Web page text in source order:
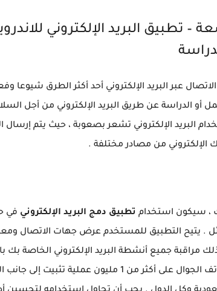
– تطبيق البريد الإلكتروني
عبر البريد الإلكتروني أحد أكثر الطرق شيوعا
أو الدراسة عن طريق البريد الإلكتروني من أجل
البريد الإلكتروني تشعر بصعوبة ، حيث يتم إرسال
الإلكتروني من مصادر مختلفة .
، سيكون استخدام تطبيق دمج البريد الإلكتروني في
. يتيح التطبيق للمستخدم عرض جهات الاتصال
مراقبة جميع أنشطة البريد الإلكتروني الخاصة
للهاتف الجوال على أكثر من 1 مليون